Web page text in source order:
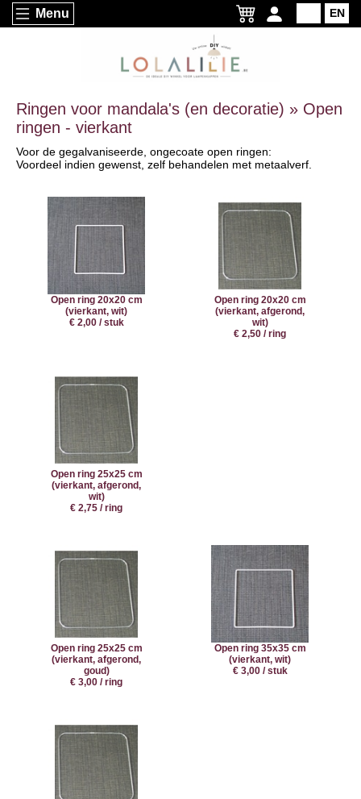
Menu EN
Ringen voor mandala's (en decoratie) » Open
ringen - vierkant
Voor de gegalvaniseerde, ongecoate open ringen:
Voordeel indien gewenst, zelf behandelen met metaalverf.
Open ring 20x20 cm
(vierkant, wit)
€ 2,00 / stuk
Open ring 20x20 cm
(vierkant, afgerond,
wit)
€ 2,50 / ring
Open ring 25x25 cm
(vierkant, afgerond,
wit)
€ 2,75 / ring
Open ring 25x25 cm
(vierkant, afgerond,
goud)
€ 3,00 / ring
Open ring 35x35 cm
(vierkant, wit)
€ 3,00 / stuk